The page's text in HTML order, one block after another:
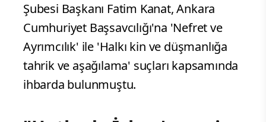
Şubesi Başkanı Fatim Kanat, Ankara
Cumhuriyet Başsavcılığı'na 'Nefret ve
Ayrımcılık' ile 'Halkı kin ve düşmanlığa
tahrik ve aşağılama' suçları kapsamında
ihbarda bulunmuştu.